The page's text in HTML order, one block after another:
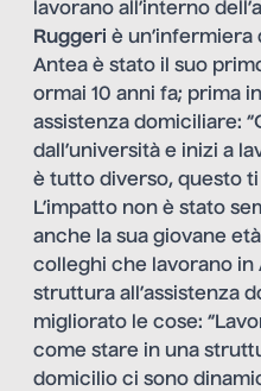
lavorano all’interno
Ruggeri è un’infermiera
Antea è stato il suo
ormai 10 anni fa; prima
assistenza domiciliare:
dall’università e inizi a
è tutto diverso, questo ti
L’impatto non è stato
anche la sua giovane
colleghi che lavorano in
struttura all’assistenza
migliorato le cose:
come stare in una
domicilio ci sono